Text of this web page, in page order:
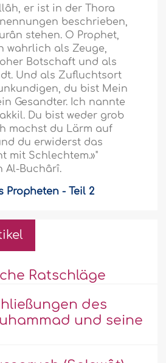
er ist in der Thora
beschrieben,
stehen. O Prophet,
wahrlich als Zeuge,
Botschaft und als
Und als Zufluchtsort
du bist Mein
Gesandter. Ich nannte
Du bist weder grob
machst du Lärm auf
du erwiderst das
mit Schlechtem.»"
Al-Buchârî.
Propheten - Teil 2
Ratschläge
des
und seine